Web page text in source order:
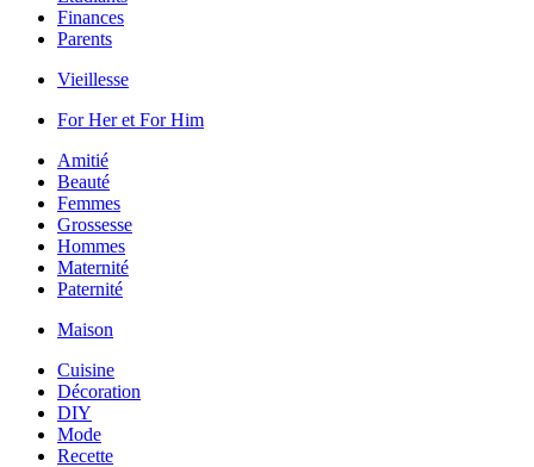
Finances
Parents
Vieillesse
For Her et For Him
Amitié
Beauté
Femmes
Grossesse
Hommes
Maternité
Paternité
Maison
Cuisine
Décoration
DIY
Mode
Recette